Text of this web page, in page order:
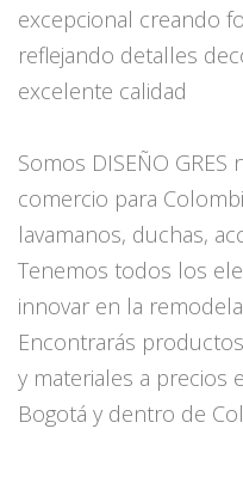
excepcional creando
reflejando detalles
excelente calidad
Somos DISEÑO
comercio para
lavamanos, duchas,
Tenemos todos los
innovar en la
Encontrarás
y materiales a precios
Bogotá y dentro de